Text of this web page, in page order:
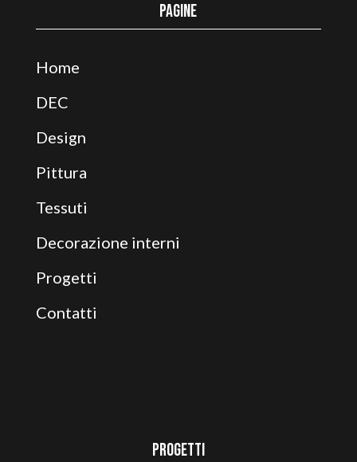
Pagine
Home
DEC
Design
Pittura
Tessuti
Decorazione interni
Progetti
Contatti
Progetti